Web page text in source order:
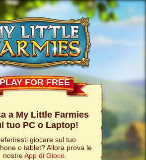
PLAY FOR FREE
a My Little Farmies
tuo PC o Laptop!
giocare sul tuo
o tablet? Allora prova le
nostreApp di Gioco